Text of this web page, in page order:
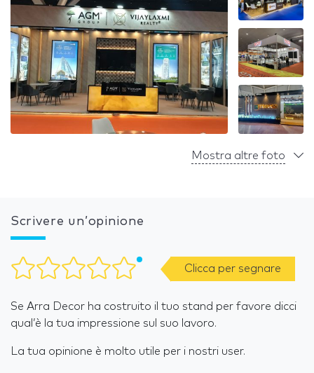
Mostra altre foto
Scrivere un’opinione
Clicca per segnare
Se Arra Decor ha costruito il tuo stand per favore dicci
qual’è la tua impressione sul suo lavoro.
La tua opinione è molto utile per i nostri user.